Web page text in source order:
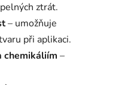
ztrát.
– umožňuje
při aplikaci.
chemikáliím –